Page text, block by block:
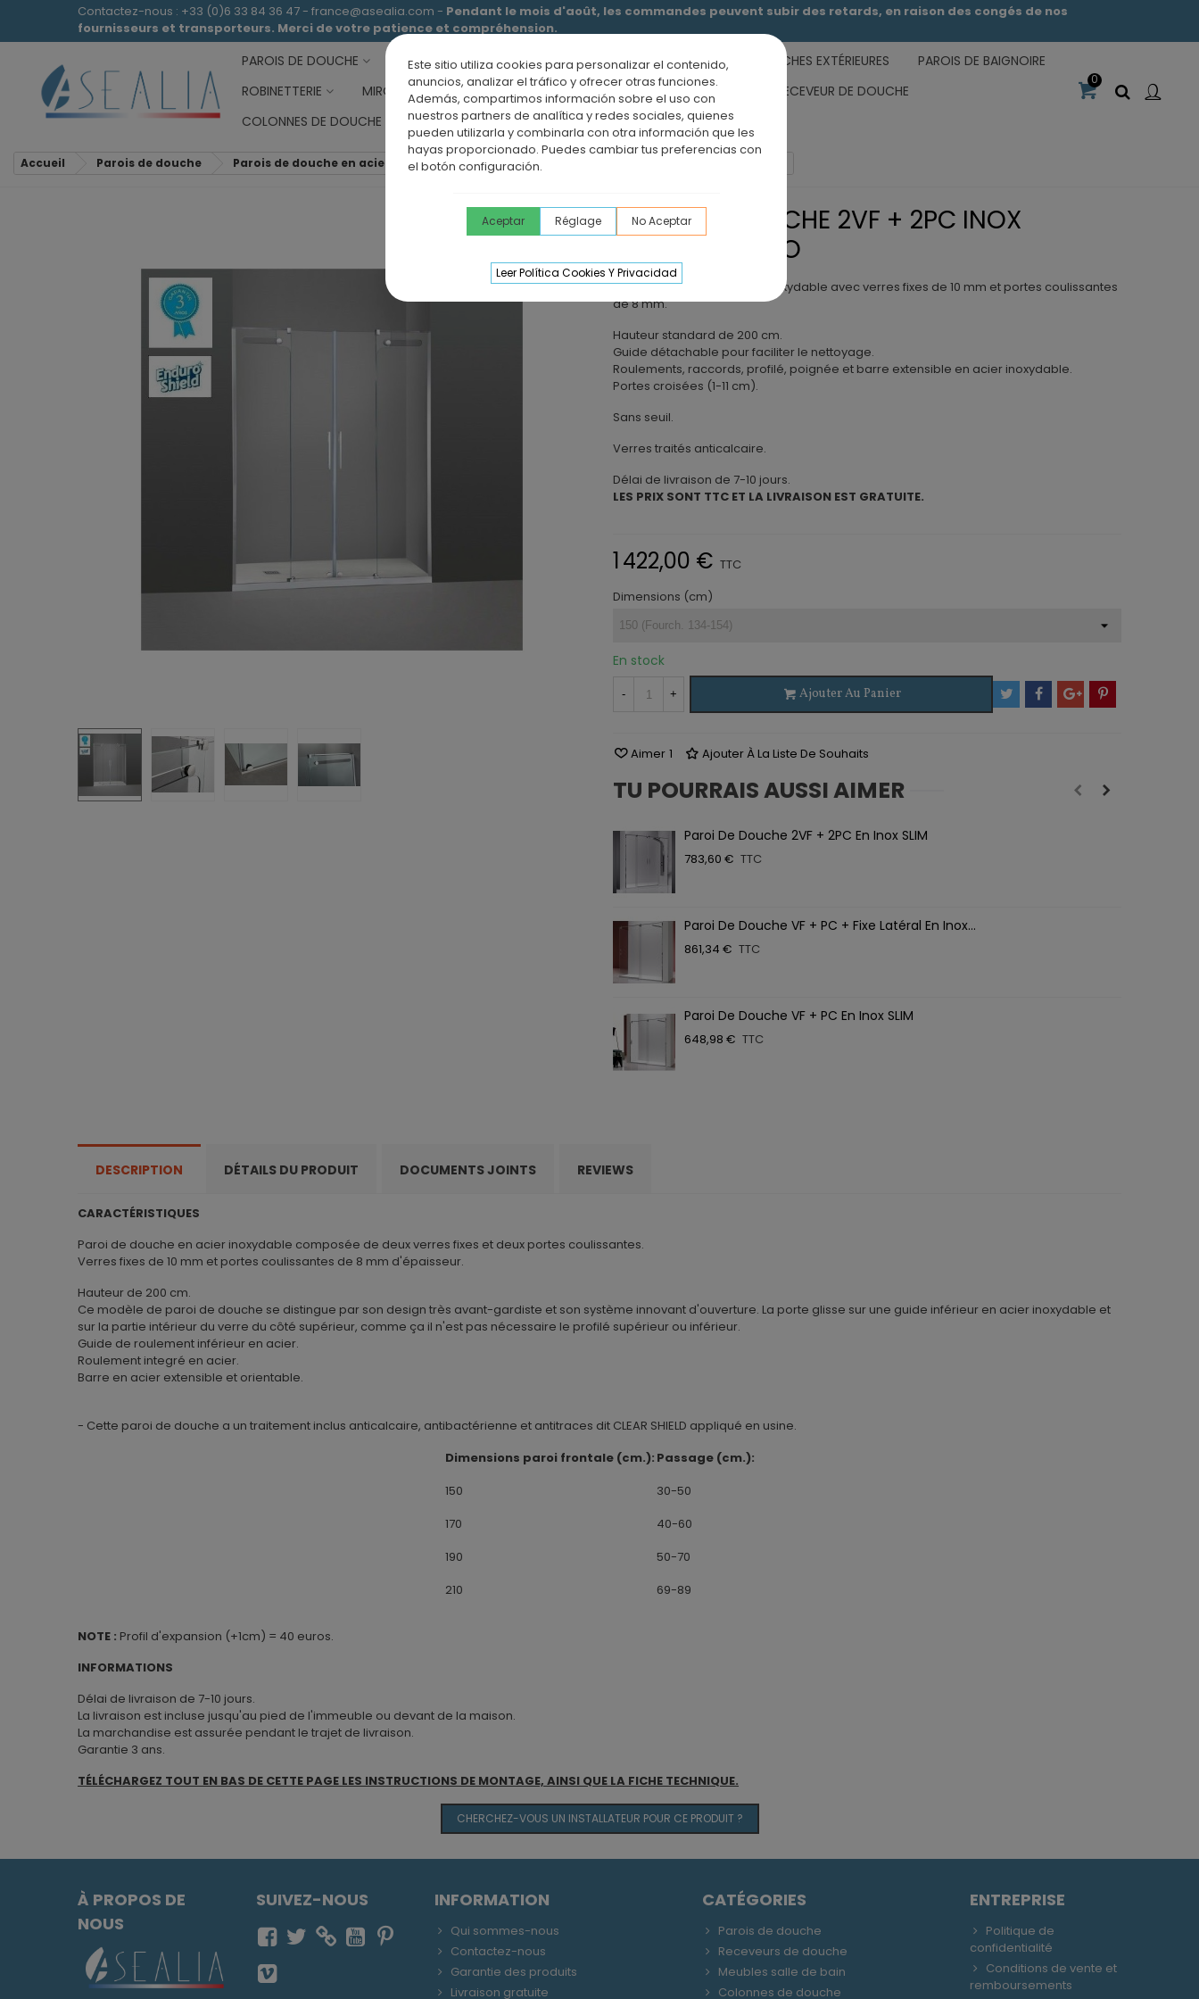
Este sitio utiliza cookies para personalizar el contenido,
anuncios, analizar el tráfico y ofrecer otras funciones.
Además, compartimos información sobre el uso con
nuestros partners de analítica y redes sociales, quienes
pueden utilizarla y combinarla con otra información que les
hayas proporcionado. Puedes cambiar tus preferencias con
el botón configuración.
Aceptar Réglage No Aceptar
Leer Política Cookies Y Privacidad
Contactez-nous : +33 (0)6 33 84 36 47 - france@asealia.com - Pendant le mois d'août, les commandes peuvent subir des retards, en raison des congés de nos
fournisseurs et transporteurs. Merci de votre patience et compréhension.
PAROIS DE DOUCHE RECEVEURS DE DOUCHE MEUBLES SALLE DE BAIN DOUCHES EXTÉRIEURES
PAROIS DE BAIGNOIRE
ROBINETTERIE
MIROIRS DE SALLE DE BAIN PANNEAUX MURAUX
OFFRE PAROI + RECEVEUR DE DOUCHE
COLONNES DE DOUCHE
ÉVIERS DE CUISINE BLOG
0
Accueil Parois de douche Parois de douche en acier inoxydable Paroi de douche 2VF + 2PC INOX VETRUM SPAZIO
PAROI DE DOUCHE 2VF + 2PC INOX
VETRUM SPAZIO
Paroi de douche en acier inoxydable avec verres fixes de 10 mm et portes coulissantes
de 8 mm.
Hauteur standard de 200 cm.
Guide détachable pour faciliter le nettoyage.
Roulements, raccords, profilé, poignée et barre extensible en acier inoxydable.
Portes croisées (1-11 cm).
Sans seuil.
Verres traités anticalcaire.
Délai de livraison de 7-10 jours.
LES PRIX SONT TTC ET LA LIVRAISON EST GRATUITE.
1 422,00 € TTC
Dimensions (cm)
En stock
- + Ajouter Au Panier
Aimer 1 Ajouter À La Liste De Souhaits
TU POURRAIS AUSSI AIMER
Paroi De Douche 2VF + 2PC En Inox SLIM
783,60 € TTC
Paroi De Douche VF + PC + Fixe Latéral En Inox...
861,34 € TTC
Paroi De Douche VF + PC En Inox SLIM
648,98 € TTC
DESCRIPTION DÉTAILS DU PRODUIT DOCUMENTS JOINTS REVIEWS
CARACTÉRISTIQUES
Paroi de douche en acier inoxydable composée de deux verres fixes et deux portes coulissantes.
Verres fixes de 10 mm et portes coulissantes de 8 mm d'épaisseur.
Hauteur de 200 cm.
Ce modèle de paroi de douche se distingue par son design très avant-gardiste et son système innovant d'ouverture. La porte glisse sur une guide inférieur en acier inoxydable et
sur la partie intérieur du verre du côté supérieur, comme ça il n'est pas nécessaire le profilé supérieur ou inférieur.
Guide de roulement inférieur en acier.
Roulement integré en acier.
Barre en acier extensible et orientable.
- Cette paroi de douche a un traitement inclus anticalcaire, antibactérienne et antitraces dit CLEAR SHIELD appliqué en usine.
Dimensions paroi frontale (cm.): Passage (cm.):
150
30-50
170
40-60
190
50-70
210
69-89
NOTE : Profil d'expansion (+1cm) = 40 euros.
INFORMATIONS
Délai de livraison de 7-10 jours.
La livraison est incluse jusqu'au pied de l'immeuble ou devant de la maison.
La marchandise est assurée pendant le trajet de livraison.
Garantie 3 ans.
TÉLÉCHARGEZ TOUT EN BAS DE CETTE PAGE LES INSTRUCTIONS DE MONTAGE, AINSI QUE LA FICHE TECHNIQUE.
CHERCHEZ-VOUS UN INSTALLATEUR POUR CE PRODUIT ?
À PROPOS DE
NOUS
SUIVEZ-NOUS INFORMATION
Qui sommes-nous
Contactez-nous
Garantie des produits
Livraison gratuite
CATÉGORIES
Parois de douche
Receveurs de douche
Meubles salle de bain
Colonnes de douche
ENTREPRISE
Politique de
confidentialité
Conditions de vente et
remboursements